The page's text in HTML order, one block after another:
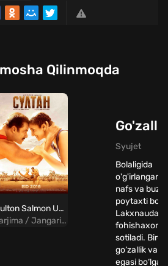
TREYLER
Qilinmoqda
Sulton Salmon Uzbek tilida
Tarjima / Jangari / Drama / Hind
Syujet
Bolaligida
o'g'irlangan
nafs va
poytaxti
Lakxnaudagi
sotiladi. Biroq
go‘zallik va
egasi